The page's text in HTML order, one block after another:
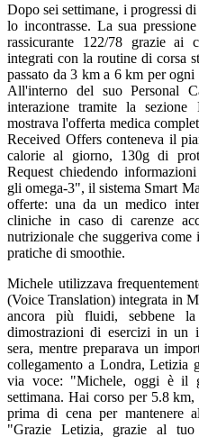
Dopo sei settimane, i progressi
lo incontrasse. La sua
rassicurante 122/78 grazie
integrati con la routine di corsa
passato da 3 km a 6 km per ogni
All'interno del suo Personal
interazione tramite la sezione
mostrava l'offerta medica
Received Offers conteneva il
calorie al giorno, 130g di
Request chiedendo
gli omega-3", il sistema Smart
offerte: una da un medico
cliniche in caso di carenze
nutrizionale che suggeriva come
pratiche di smoothie.
Michele utilizzava
(Voice Translation) integrata in
ancora più fluidi, sebbene
dimostrazioni di esercizi in un
sera, mentre preparava un
collegamento a Londra, Letizia
via voce: "Michele, oggi è il
settimana. Hai corso per 5.8
prima di cena per mantenere
"Grazie Letizia, grazie al